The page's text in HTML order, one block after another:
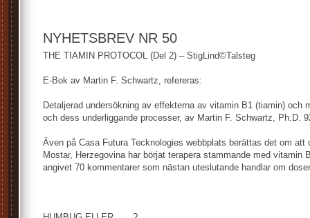
NYHETSBREV NR 50
THE TIAMIN PROTOCOL (Del 2) – StigLind©Talsteg
E-Bok av Martin F. Schwartz, refereras:
Detaljerad undersökning av effekterna av vitamin B1 (tiamin) och
och dess underliggande processer, av Martin F. Schwartz, Ph.D.
Även på Casa Futura Tecknologies webbplats berättas det om att
Mostar, Herzegovina har börjat terapera stammande med vitamin
angivet 70 kommentarer som nästan uteslutande handlar om